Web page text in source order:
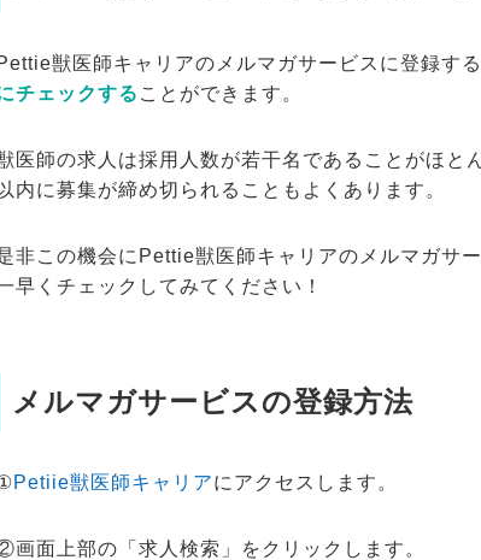
獣医師キャリアのメルマガサービスに登録する
チェックする ことができます。
医師の求人は採用人数が若干名であることがほと
以内に募集が締め切られることもよくあります。
非この機会にPettie獣医師キャリアのメルマガサ
早くチェックしてみてください！
メルマガサービスの登録方法
Petiie獣医師キャリアにアクセスします。
画面上部の「求人検索」をクリックします。